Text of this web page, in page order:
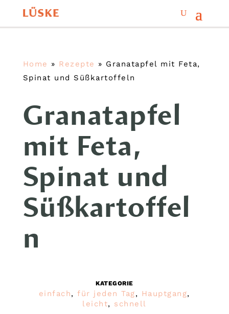
Home » Rezepte » Granatapfel mit Feta,
Spinat und Süßkartoffeln
Granatapfel
mit Feta,
Spinat und
Süßkartoffel
n
KATEGORIE
einfach,für jeden Tag, Hauptgang,
leicht, schnell